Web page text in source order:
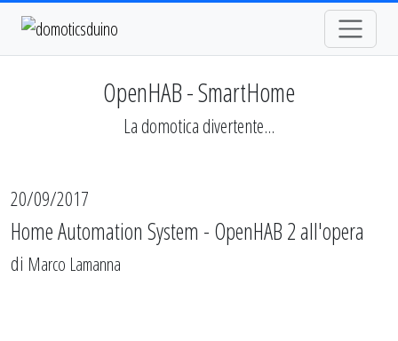
OpenHAB - SmartHome
La domotica divertente...
20/09/2017
Home Automation System - OpenHAB 2 all'opera
di Marco Lamanna